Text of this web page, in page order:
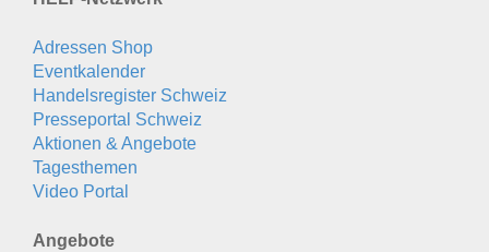
Adressen Shop
Eventkalender
Handelsregister Schweiz
Presseportal Schweiz
Aktionen & Angebote
Tagesthemen
Video Portal
Angebote